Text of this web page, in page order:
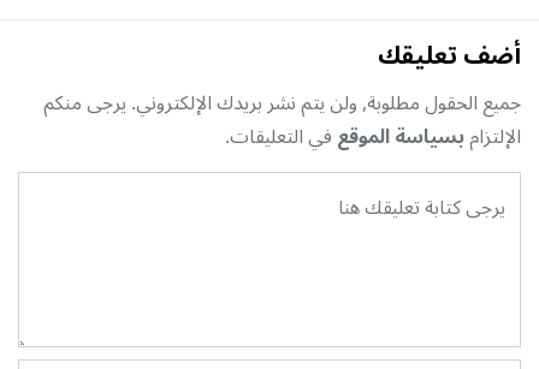
أضف تعليقك
جميع الحقول مطلوبة, ولن يتم نشر بريدك الإلكتروني. يرجى منكم
الإلتزامبسياسة الموقعفي التعليقات.